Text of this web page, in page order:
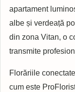
apartament
albe și verdeață
din zona Vitan, o
transmite
Florăriile
cum este